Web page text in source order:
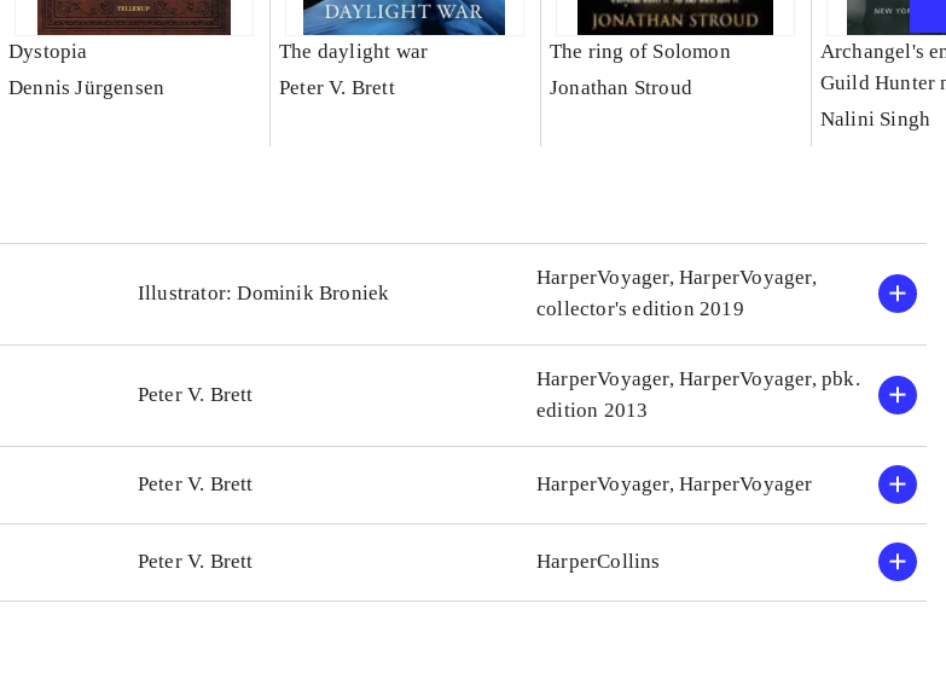
Dystopia
Dennis Jürgensen
The daylight war
Peter V. Brett
The ring of Solomon
Jonathan Stroud
Archangel's
Guild Hunter
Nalini Singh
Illustrator: Dominik Broniek
HarperVoyager, HarperVoyager,
collector's edition 2019
Peter V. Brett
HarperVoyager, HarperVoyager, pbk.
edition 2013
Peter V. Brett HarperVoyager, HarperVoyager
Peter V. Brett HarperCollins